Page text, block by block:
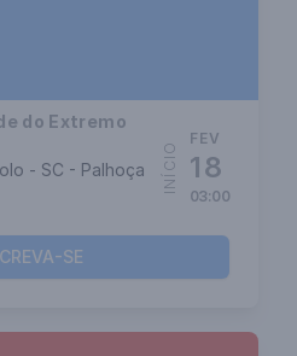
do Extremo
- SC - Palhoça
INÍCIO
FEV
18
03:00
SE